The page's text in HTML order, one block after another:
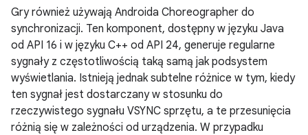
Gry również używają Androida Choreographer do
synchronizacji. Ten komponent, dostępny w języku Java
od API 16 i w języku C++ od API 24, generuje regularne
sygnały z częstotliwością taką samą jak podsystem
wyświetlania. Istnieją jednak subtelne różnice w tym, kiedy
ten sygnał jest dostarczany w stosunku do
rzeczywistego sygnału VSYNC sprzętu, a te przesunięcia
różnią się w zależności od urządzenia. W przypadku